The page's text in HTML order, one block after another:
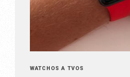
WATCHOS A TVOS